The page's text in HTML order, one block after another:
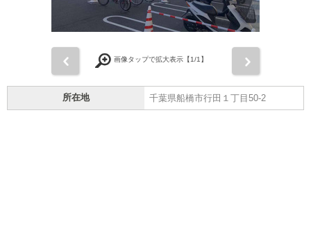
画像タップで拡大表示【1/1】
所在地 千葉県船橋市行田１丁目50-2